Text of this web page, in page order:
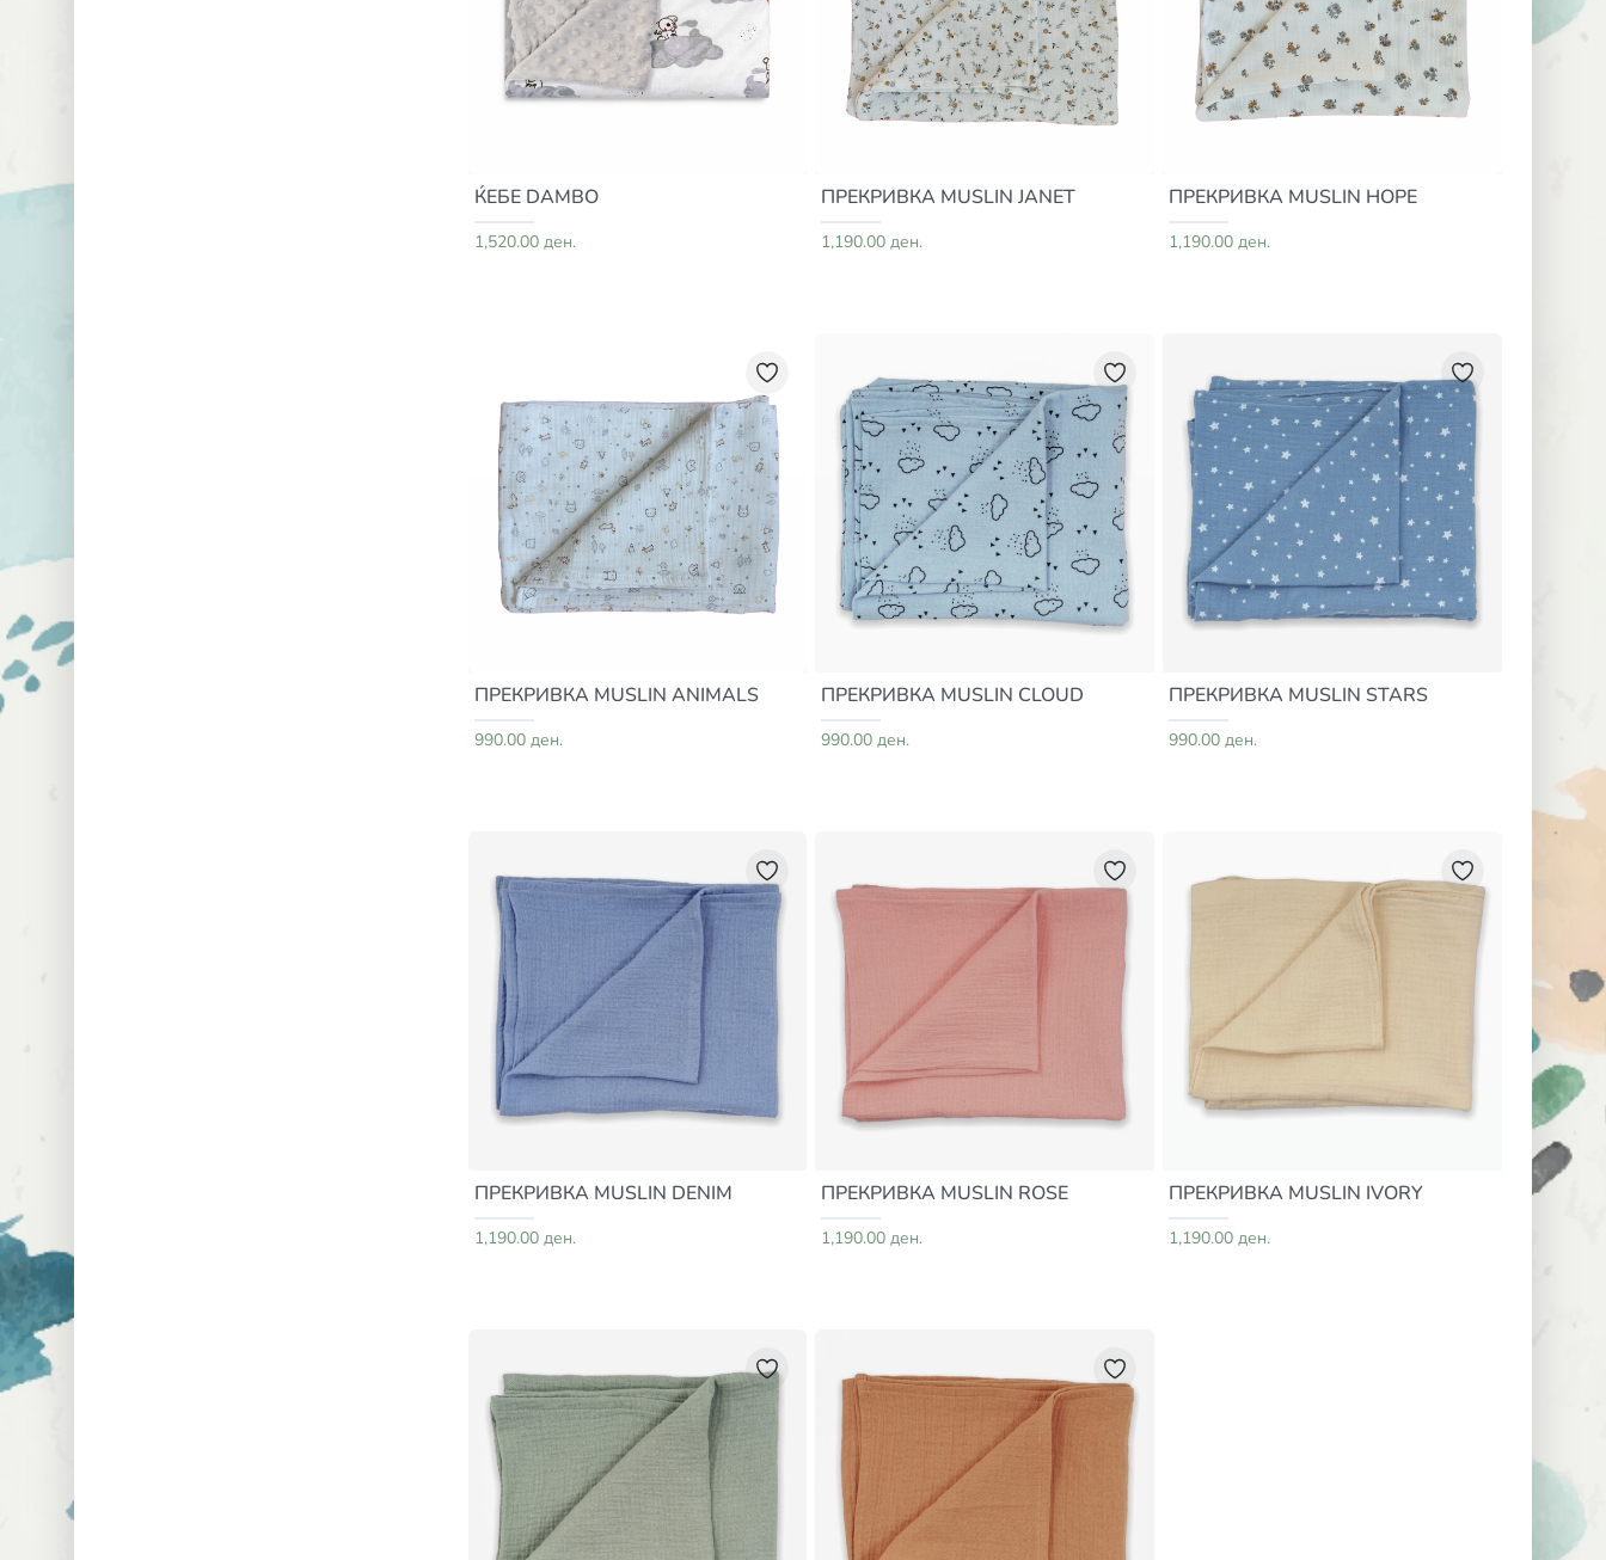
ЌЕБЕ DAMBO
1,520.00 ден.
ПРЕКРИВКА MUSLIN JANET
1,190.00 ден.
ПРЕКРИВКА MUSLIN HOPE
1,190.00 ден.
ПРЕКРИВКА MUSLIN ANIMALS
990.00 ден.
ПРЕКРИВКА MUSLIN CLOUD
990.00 ден.
ПРЕКРИВКА MUSLIN STARS
990.00 ден.
ПРЕКРИВКА MUSLIN DENIM
1,190.00 ден.
ПРЕКРИВКА MUSLIN ROSE
1,190.00 ден.
ПРЕКРИВКА MUSLIN IVORY
1,190.00 ден.